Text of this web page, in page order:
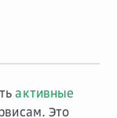
активные
Это